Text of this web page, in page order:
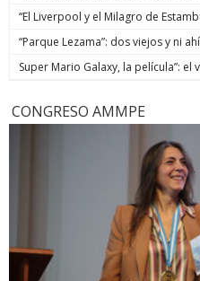
“El Liverpool y el Milagro de
“Parque Lezama”: dos viejos y ni
Super Mario Galaxy, la película”:
CONGRESO AMMPE